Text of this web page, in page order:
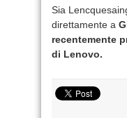
Sia
direttamente a
recentemente
di Lenovo.